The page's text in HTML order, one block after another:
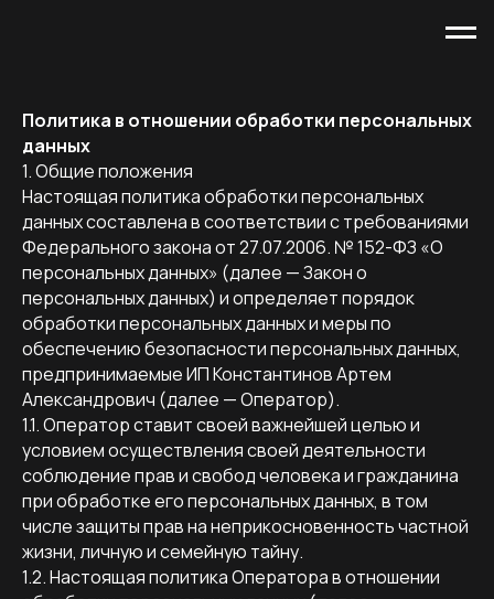
Политика в отношении обработки персональных
данных
1. Общие положения
Настоящая политика обработки персональных
данных составлена в соответствии с требованиями
Федерального закона от 27.07.2006. № 152-ФЗ «О
персональных данных» (далее — Закон о
персональных данных) и определяет порядок
обработки персональных данных и меры по
обеспечению безопасности персональных данных,
предпринимаемые ИП Константинов Артем
Александрович (далее — Оператор).
1.1. Оператор ставит своей важнейшей целью и
условием осуществления своей деятельности
соблюдение прав и свобод человека и гражданина
при обработке его персональных данных, в том
числе защиты прав на неприкосновенность частной
жизни, личную и семейную тайну.
1.2. Настоящая политика Оператора в отношении